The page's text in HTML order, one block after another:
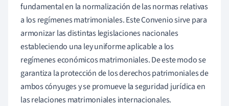
fundamental en la normalización de las normas relativas
a los regímenes matrimoniales. Este Convenio sirve para
armonizar las distintas legislaciones nacionales
estableciendo una ley uniforme aplicable a los
regímenes económicos matrimoniales. De este modo se
garantiza la protección de los derechos patrimoniales de
ambos cónyuges y se promueve la seguridad jurídica en
las relaciones matrimoniales internacionales.